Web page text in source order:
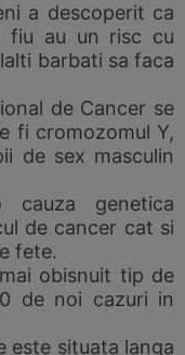
a descoperit ca
fiu au un risc cu
barbati sa faca
de Cancer se
fi cromozomul Y,
de sex masculin
genetica
de cancer cat si
fete.
obisnuit tip de
de noi cazuri in
este situata langa